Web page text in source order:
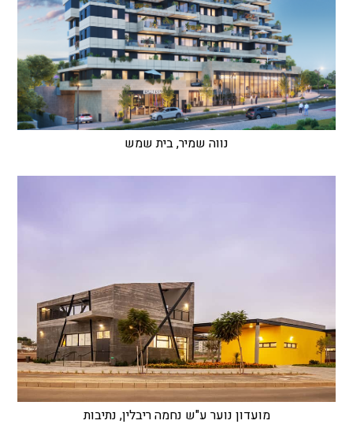
נווה שמיר, בית שמש
מועדון נוער ע"ש נחמה ריבלין, נתיבות